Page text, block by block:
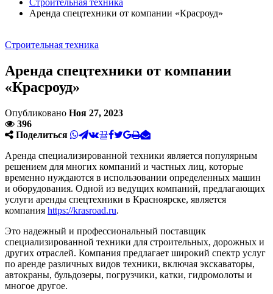
Строительная техника
Аренда спецтехники от компании «Красроуд»
Строительная техника
Аренда спецтехники от компании
«Красроуд»
Опубликовано Ноя 27, 2023
396
Поделиться
Аренда специализированной техники является популярным
решением для многих компаний и частных лиц, которые
временно нуждаются в использовании определенных машин
и оборудования. Одной из ведущих компаний, предлагающих
услуги аренды спецтехники в Красноярске, является
компания https://krasroad.ru.
Это надежный и профессиональный поставщик
специализированной техники для строительных, дорожных и
других отраслей. Компания предлагает широкий спектр услуг
по аренде различных видов техники, включая экскаваторы,
автокраны, бульдозеры, погрузчики, катки, гидромолоты и
многое другое.